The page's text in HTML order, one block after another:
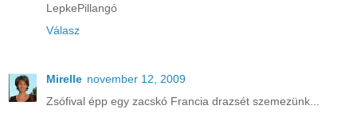
LepkePillangó
Válasz
Mirelle november 12, 2009
Zsófival épp egy zacskó Francia drazsét szemezünk...